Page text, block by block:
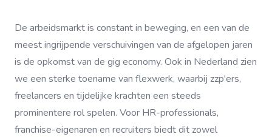
De arbeidsmarkt is constant in beweging, en een van de
meest ingrijpende verschuivingen van de afgelopen jaren
is de opkomst van de gig economy. Ook in Nederland zien
we een sterke toename van flexwerk, waarbij zzp'ers,
freelancers en tijdelijke krachten een steeds
prominentere rol spelen. Voor HR-professionals,
franchise-eigenaren en recruiters biedt dit zowel